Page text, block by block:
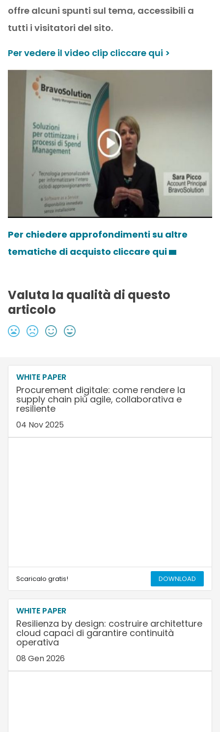
offre alcuni spunti sul tema, accessibili a
tutti i visitatori del sito.
Per vedere il video clip cliccare qui >
Per chiedere approfondimenti su altre
tematiche di acquisto cliccare qui
Valuta la qualità di questo
articolo
WHITE PAPER
Procurement digitale: come rendere la
supply chain più agile, collaborativa e
resiliente
04 Nov 2025
Scaricalo gratis! DOWNLOAD
WHITE PAPER
Resilienza by design: costruire architetture
cloud capaci di garantire continuità
operativa
08 Gen 2026